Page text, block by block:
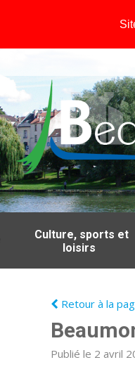
Culture, sports et
loisirs
Retour à la
Publié le 2 avril